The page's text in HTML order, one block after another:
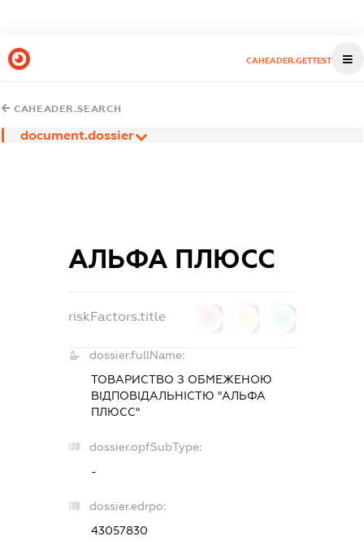
CAHEADER.GETTEST
CAHEADER.SEARCH
document.dossier
АЛЬФА ПЛЮСС
riskFactors.title
dossier.fullName:
ТОВАРИСТВО З ОБМЕЖЕНОЮ
ВІДПОВІДАЛЬНІСТЮ "АЛЬФА
ПЛЮСС"
dossier.opfSubType:
-
dossier.edrpo:
43057830